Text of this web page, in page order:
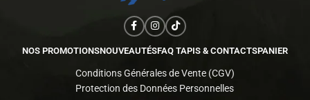
NOS PROMOTIONSNOUVEAUTÉSFAQ TAPIS & CONTACTSPANIER
Conditions Générales de Vente (CGV)
Protection des Données Personnelles